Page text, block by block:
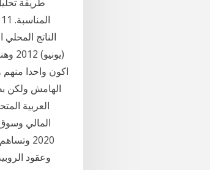
اكون واحدا
العربية
2020